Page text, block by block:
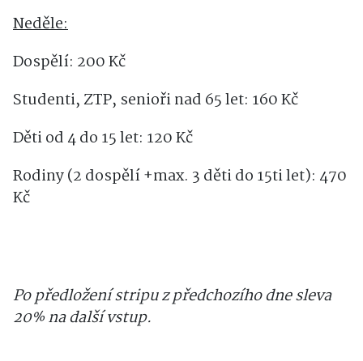
Neděle:
Dospělí: 200 Kč
Studenti, ZTP, senioři nad 65 let: 160 Kč
Děti od 4 do 15 let: 120 Kč
Rodiny (2 dospělí +max. 3 děti do 15ti let): 470
Kč
Po předložení stripu z předchozího dne sleva
20% na další vstup.